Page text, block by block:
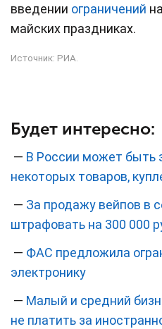
введении ограничений
майских праздниках.
Источник: РИА
Будет интересно:
— В России может быть
некоторых товаров,
— За продажу вейпов в
штрафовать на 300 000
— ФАС предложила
электронику
— Малый и средний
не платить за